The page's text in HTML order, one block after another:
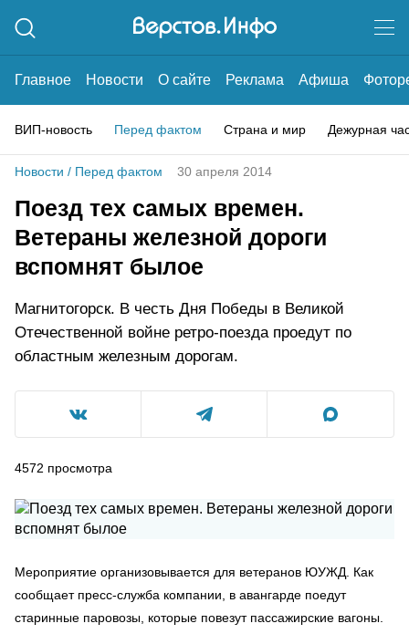
Главное Новости О сайте Реклама Афиша
ВИП-новость Перед фактом Страна и мир Дежурная
Новости / Перед фактом 30 апреля 2014
Поезд тех самых времен.
Ветераны железной дороги
вспомнят былое
Магнитогорск. В честь Дня Победы в Великой
Отечественной войне ретро-поезда проедут по
областным железным дорогам.
4572 просмотра
Мероприятие организовывается для ветеранов ЮУЖД. Как
сообщает пресс-служба компании, в авангарде поедут
старинные паровозы, которые повезут пассажирские вагоны.